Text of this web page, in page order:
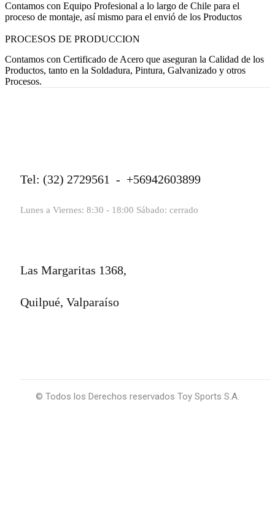
Contamos con Equipo Profesional a lo largo de Chile para el
proceso de montaje, así mismo para el envió de los Productos
PROCESOS DE PRODUCCION
Contamos con Certificado de Acero que aseguran la Calidad de los
Productos, tanto en la Soldadura, Pintura, Galvanizado y otros
Procesos.
Tel: (32) 2729561 - +56942603899
Lunes a Viernes: 8:30 - 18:00 Sábado: cerrado
Las Margaritas 1368,
Quilpué, Valparaíso
© Todos los Derechos reservados Toy Sports S.A.